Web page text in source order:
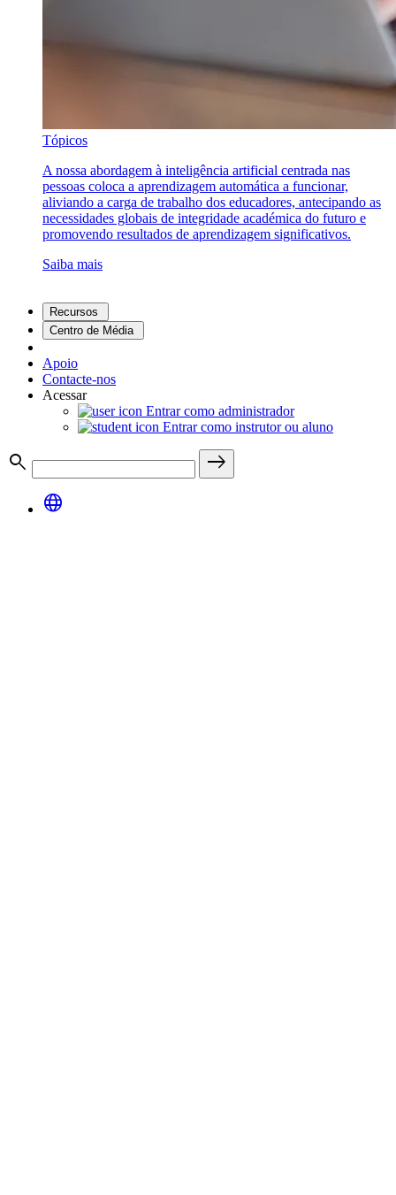
Tópicos
A nossa abordagem à inteligência artificial centrada nas
pessoas coloca a aprendizagem automática a funcionar,
aliviando a carga de trabalho dos educadores, antecipando as
necessidades globais de integridade académica do futuro e
promovendo resultados de aprendizagem significativos.
Saiba mais
Recursos
Centro de Média
Apoio
Contacte-nos
Acessar
Entrar como administrador
Entrar como instrutor ou aluno
search
east
language